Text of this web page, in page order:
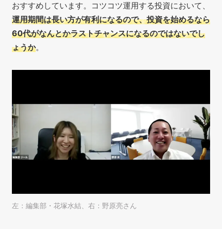
おすすめしています。コツコツ運用する投資において、
運用期間は長い方が有利になるので、投資を始めるなら
60代がなんとかラストチャンスになるのではないでし
ょうか。
左：編集部・花塚水結、右：野原亮さん